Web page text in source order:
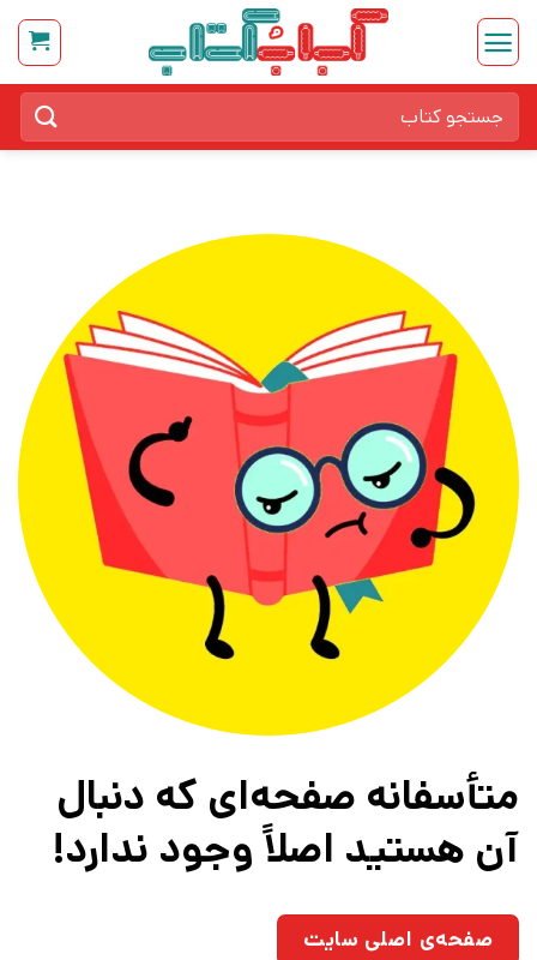
Skip
content
برای:
متأسفانه صفحه‌ای که دنبال
آن هستید اصلاً وجود ندارد!
صفحه‌ی اصلی سایت